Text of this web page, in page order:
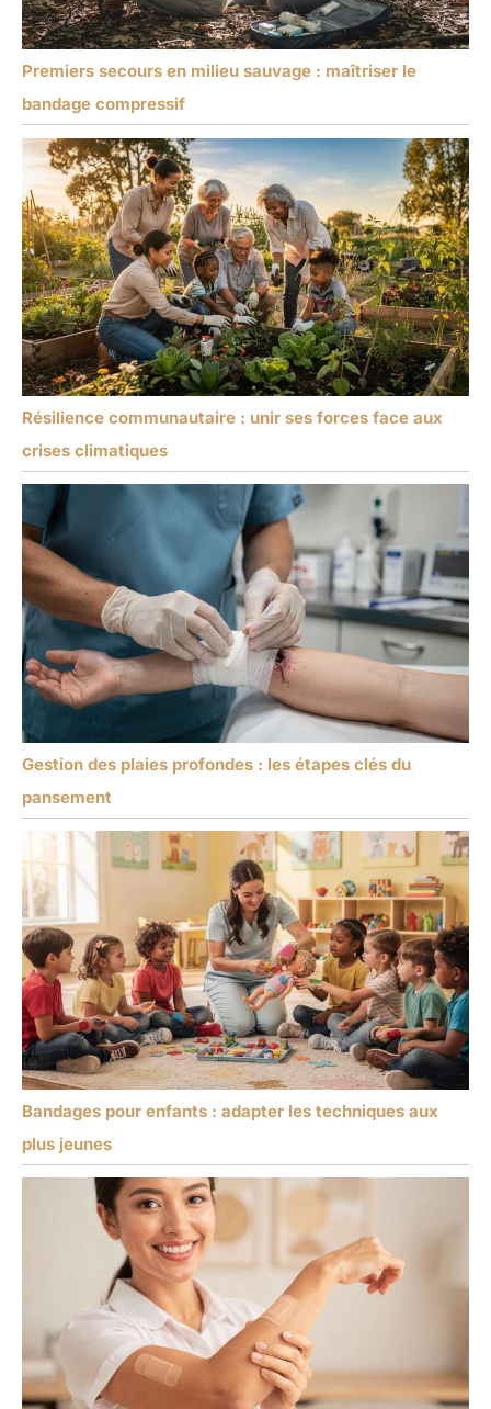
Premiers secours en milieu sauvage : maîtriser le
bandage compressif
Résilience communautaire : unir ses forces face aux
crises climatiques
Gestion des plaies profondes : les étapes clés du
pansement
Bandages pour enfants : adapter les techniques aux
plus jeunes